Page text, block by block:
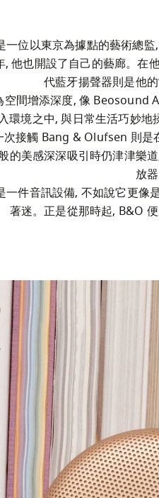
一位以東京為據點的藝術總
, 他也開設了自己的藝廊。在
代藍牙揚聲器則是他
空間增添深度, 像 Beosound
環境之中, 與日常生活巧妙地
次接觸 Bang & Olufsen 則
的美感深深吸引時仍津津樂
放器
一件音訊設備, 不如說它更
著迷。正是從那時起, B&O